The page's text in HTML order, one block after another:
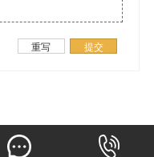
重写 提交